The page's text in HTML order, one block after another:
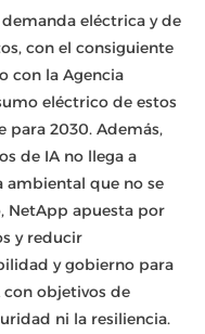
eléctrica y de
con el consiguiente
con la Agencia
eléctrico de estos
para 2030. Además,
de IA no llega a
ambiental que no se
NetApp apuesta por
y reducir
y gobierno para
objetivos de
ni la resiliencia.